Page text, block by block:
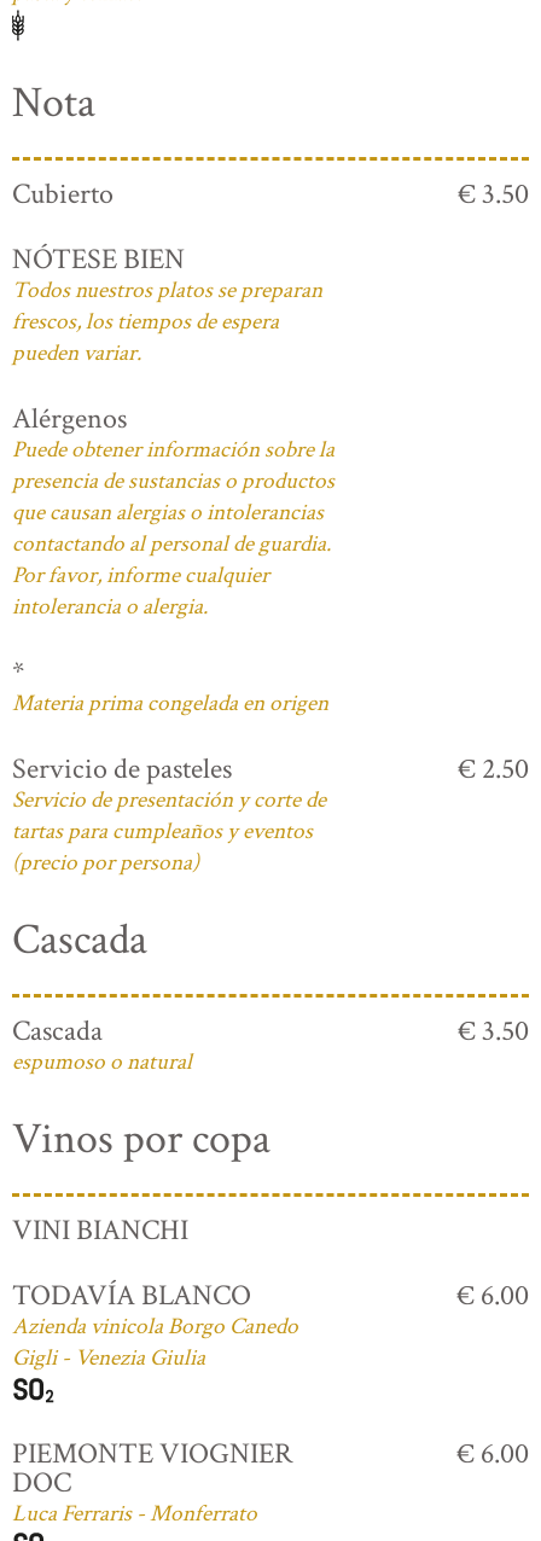
Nota
Cubierto
€ 3.50
NÓTESE BIEN
Todos nuestros platos se preparan
frescos, los tiempos de espera
pueden variar.
Alérgenos
Puede obtener información sobre la
presencia de sustancias o productos
que causan alergias o intolerancias
contactando al personal de guardia.
Por favor, informe cualquier
intolerancia o alergia.
*
Materia prima congelada en origen
Servicio de pasteles
Servicio de presentación y corte de
tartas para cumpleaños y eventos
(precio por persona)
€ 2.50
Cascada
Cascada
espumoso o natural
€ 3.50
Vinos por copa
VINI BIANCHI
TODAVÍA BLANCO
Azienda vinicola Borgo Canedo
Gigli - Venezia Giulia
€ 6.00
PIEMONTE VIOGNIER
DOC
Luca Ferraris - Monferrato
€ 6.00